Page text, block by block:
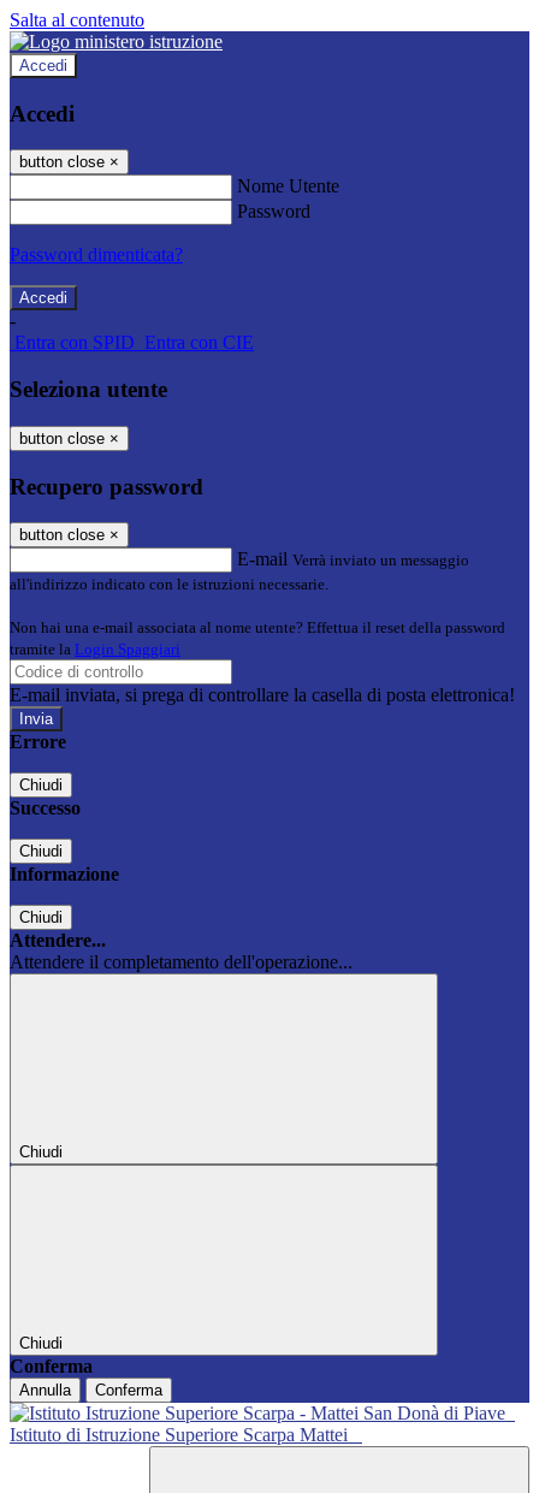
Salta al contenuto
Accedi
Accedi
button close ×
Nome Utente
Password
Password dimenticata?
-
Entra con SPID Entra con CIE
Seleziona utente
button close ×
Recupero password
button close ×
E-mail Verrà inviato un messaggio
all'indirizzo indicato con le istruzioni necessarie.
Non hai una e-mail associata al nome utente? Effettua il reset della password
tramite la Login Spaggiari
E-mail inviata, si prega di controllare la casella di posta elettronica!
Errore
Chiudi
Successo
Chiudi
Informazione
Chiudi
Attendere...
Attendere il completamento dell'operazione...
Chiudi
Chiudi
Conferma
Annulla Conferma
Istituto di Istruzione Superiore Scarpa Mattei